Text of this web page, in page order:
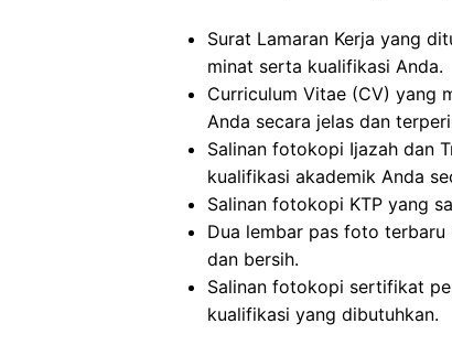
Surat Lamaran Kerja yang
minat serta kualifikasi Anda.
Curriculum Vitae (CV) yang
Anda secara jelas dan
Salinan fotokopi Ijazah dan
kualifikasi akademik Anda
Salinan fotokopi KTP yang
Dua lembar pas foto
dan bersih.
Salinan fotokopi sertifikat
kualifikasi yang dibutuhkan.